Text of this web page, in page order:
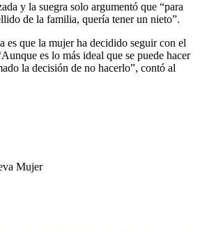
y la suegra solo argumentó que “para
de la familia, quería tener un nieto”.
es que la mujer ha decidido seguir con el
es lo más ideal que se puede hacer
la decisión de no hacerlo”, contó al
Mujer